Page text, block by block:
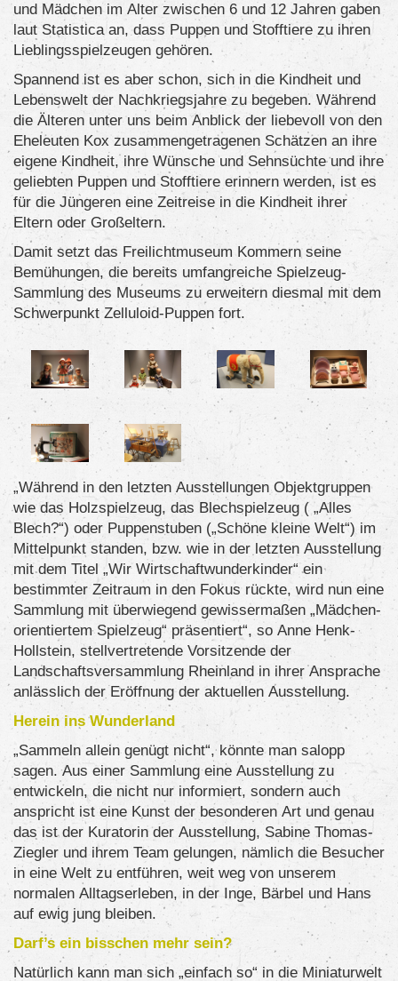
und Mädchen im Alter zwischen 6 und 12 Jahren gaben
laut Statistica an, dass Puppen und Stofftiere zu ihren
Lieblingsspielzeugen gehören.
Spannend ist es aber schon, sich in die Kindheit und
Lebenswelt der Nachkriegsjahre zu begeben. Während
die Älteren unter uns beim Anblick der liebevoll von den
Eheleuten Kox zusammengetragenen Schätzen an ihre
eigene Kindheit, ihre Wünsche und Sehnsüchte und ihre
geliebten Puppen und Stofftiere erinnern werden, ist es
für die Jüngeren eine Zeitreise in die Kindheit ihrer
Eltern oder Großeltern.
Damit setzt das Freilichtmuseum Kommern seine
Bemühungen, die bereits umfangreiche Spielzeug-
Sammlung des Museums zu erweitern diesmal mit dem
Schwerpunkt Zelluloid-Puppen fort.
„Während in den letzten Ausstellungen Objektgruppen
wie das Holzspielzeug, das Blechspielzeug ( „Alles
Blech?“) oder Puppenstuben („Schöne kleine Welt“) im
Mittelpunkt standen, bzw. wie in der letzten Ausstellung
mit dem Titel „Wir Wirtschaftwunderkinder“ ein
bestimmter Zeitraum in den Fokus rückte, wird nun eine
Sammlung mit überwiegend gewissermaßen „Mädchen-
orientiertem Spielzeug“ präsentiert“, so Anne Henk-
Hollstein, stellvertretende Vorsitzende der
Landschaftsversammlung Rheinland in ihrer Ansprache
anlässlich der Eröffnung der aktuellen Ausstellung.
Herein ins Wunderland
„Sammeln allein genügt nicht“, könnte man salopp
sagen. Aus einer Sammlung eine Ausstellung zu
entwickeln, die nicht nur informiert, sondern auch
anspricht ist eine Kunst der besonderen Art und genau
das ist der Kuratorin der Ausstellung, Sabine Thomas-
Ziegler und ihrem Team gelungen, nämlich die Besucher
in eine Welt zu entführen, weit weg von unserem
normalen Alltagserleben, in der Inge, Bärbel und Hans
auf ewig jung bleiben.
Darf’s ein bisschen mehr sein?
Natürlich kann man sich „einfach so“ in die Miniaturwelt